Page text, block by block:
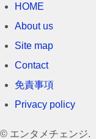
HOME
About us
Site map
Contact
免責事項
Privacy policy
© エンタメチェンジ.